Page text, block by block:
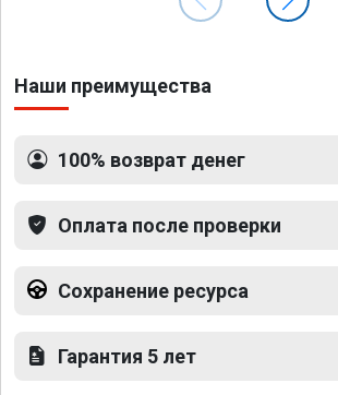
Наши преимущества
100% возврат денег
Оплата после проверки
Сохранение ресурса
Гарантия 5 лет